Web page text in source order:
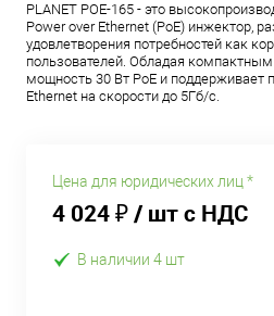
PLANET POE-165 - это
Power over Ethernet (PoE) инжектор,
удовлетворения потребностей как
пользователей. Обладая
мощность 30 Вт PoE и поддерживает
Ethernet на скорости до 5Гб/с.
Цена для юридических лиц *
4 024 ₽/ шт с НДС
В наличии 4 шт